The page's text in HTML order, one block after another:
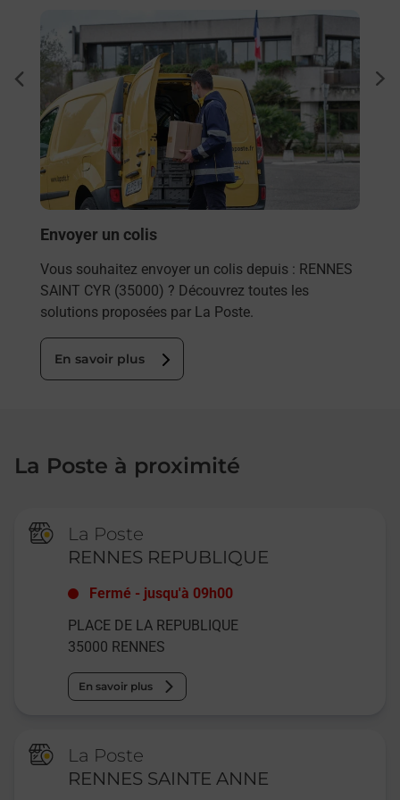
Envoyer un colis
Vous souhaitez envoyer un colis depuis : RENNES
SAINT CYR (35000) ? Découvrez toutes les
solutions proposées par La Poste.
En savoir plus
La Poste à proximité
La Poste
RENNES REPUBLIQUE
Fermé - jusqu'à 09h00
PLACE DE LA REPUBLIQUE
35000 RENNES
En savoir plus
La Poste
RENNES SAINTE ANNE